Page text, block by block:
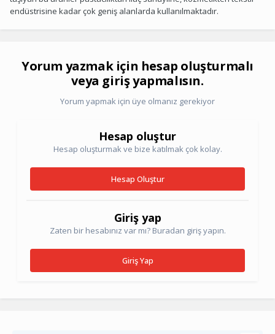
endüstrisine kadar çok geniş alanlarda kullanılmaktadır.
Yorum yazmak için hesap oluşturmalı
veya giriş yapmalısın.
Yorum yapmak için üye olmanız gerekiyor
Hesap oluştur
Hesap oluşturmak ve bize katılmak çok kolay.
Hesap Oluştur
Giriş yap
Zaten bir hesabınız var mı? Buradan giriş yapın.
Giriş Yap